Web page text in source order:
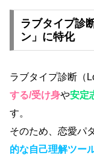
ラブタイプ診
ン」に特化
ラブタイプ診断（
する/受け身や安定
す。
そのため、恋愛パ
的な自己理解ツー